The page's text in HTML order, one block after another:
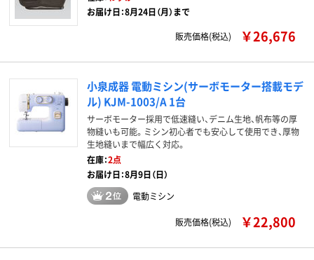
お届け日：8月24日（月）まで
販売価格(税込) ￥26,676
小泉成器 電動ミシン(サーボモーター搭載モデ
ル) KJM-1003/A 1台
サーボモーター採用で低速縫い、デニム生地、帆布等の厚
物縫いも可能。ミシン初心者でも安心して使用でき、厚物
生地縫いまで幅広く対応。
在庫：2点
お届け日：8月9日（日）
電動ミシン
販売価格(税込) ￥22,800